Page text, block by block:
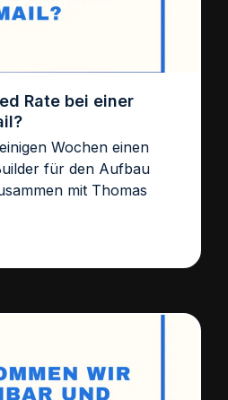
Rate bei einer
Wochen einen
für den Aufbau
mit Thomas